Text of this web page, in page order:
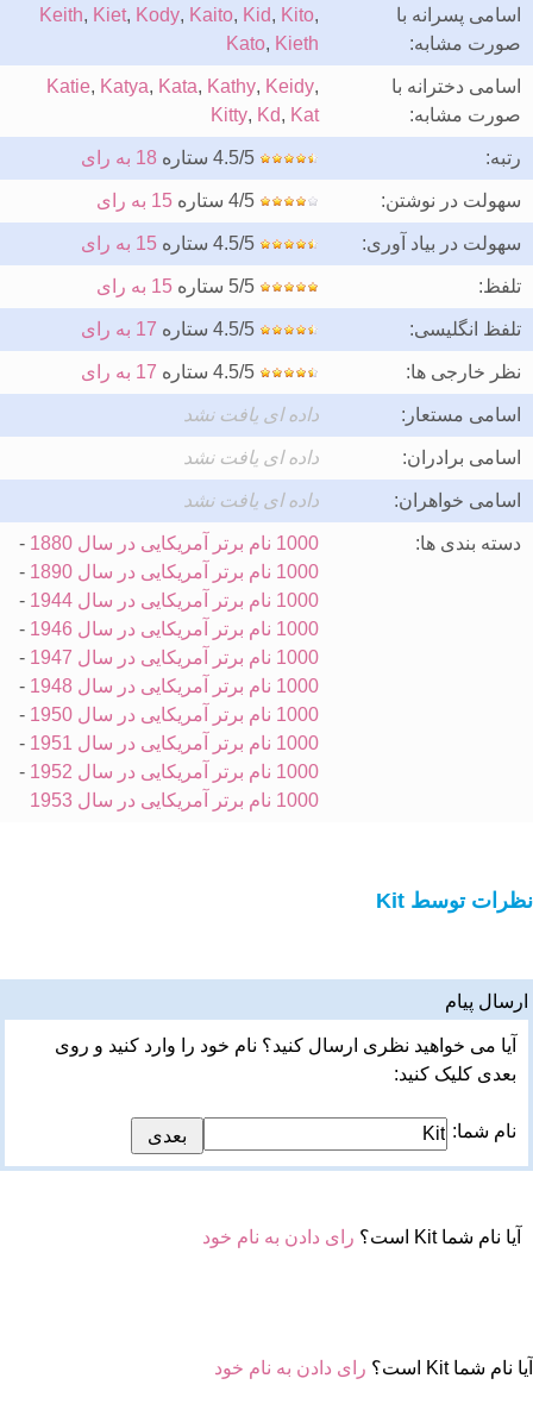
اسامی پسرانه با
صورت مشابه:
Keith, Kiet, Kody, Kaito, Kid, Kito,
Kato, Kieth
اسامی دخترانه با
صورت مشابه:
Katie, Katya, Kata, Kathy, Keidy,
Kitty, Kd, Kat
رتبه: 18 به رای
سهولت در نوشتن: 15 به رای
سهولت در بیاد آوری: 15 به رای
تلفظ: 15 به رای
تلفظ انگلیسی: 17 به رای
نظر خارجی ها: 17 به رای
اسامی مستعار: داده ای یافت نشد
اسامی برادران: داده ای یافت نشد
اسامی خواهران: داده ای یافت نشد
دسته بندی ها: 1000 نام برتر آمریکایی در سال 1880
-
1000 نام برتر آمریکایی در سال 1890
-
1000 نام برتر آمریکایی در سال 1944
-
1000 نام برتر آمریکایی در سال 1946
-
1000 نام برتر آمریکایی در سال 1947
-
1000 نام برتر آمریکایی در سال 1948
-
1000 نام برتر آمریکایی در سال 1950
-
1000 نام برتر آمریکایی در سال 1951
-
1000 نام برتر آمریکایی در سال 1952
-
1000 نام برتر آمریکایی در سال 1953
نظرات توسط Kit
ارسال پیام
آیا می خواهید نظری ارسال کنید؟ نام خود را وارد کنید و روی
بعدی کلیک کنید:
نام شما:
آیا نام شما Kit است؟ رای دادن به نام خود
آیا نام شما Kit است؟ رای دادن به نام خود